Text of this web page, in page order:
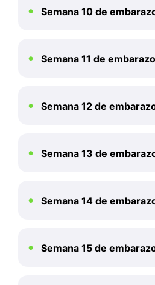
Semana 10 de
Semana 11 de embarazo
Semana 12 de
Semana 13 de
Semana 14 de
Semana 15 de